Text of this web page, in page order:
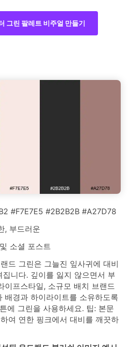
그린 팔레트 비주얼 만들기
#F7E7E5 #2B2B2B #A27D78
, 부드러운
소셜 포스트
드 그린은 그늘진 잎사귀에 대비
니다. 깊이를 잃지 않으면서 부
이프스타일, 소규모 배치 브랜드
배경과 하이라이트를 소유하도록
에 그린을 사용하세요. 팁: 본문
여 연한 핑크에서 대비를 깨끗하